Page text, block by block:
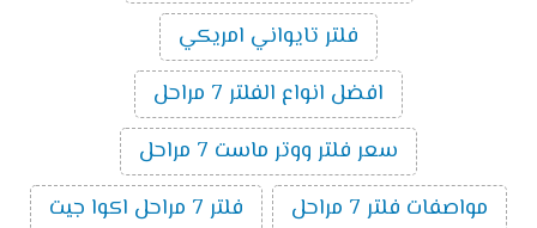
فلتر تايواني امريكي
افضل انواع الفلتر 7 مراحل
سعر فلتر ووتر ماست 7 مراحل
مواصفات فلتر 7 مراحل
فلتر 7 مراحل اكوا جيت